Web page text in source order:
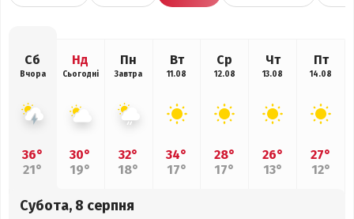
Сб
Вчора
36°
21°
Нд
Сьогодні
30°
19°
Пн
Завтра
32°
18°
Вт
11.08
34°
17°
Ср
12.08
28°
17°
Чт
13.08
26°
13°
Пт
14.08
27°
12°
Субота, 8 серпня